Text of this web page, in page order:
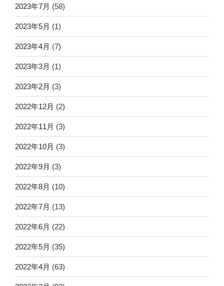
2023年7月 (58)
2023年5月 (1)
2023年4月 (7)
2023年3月 (1)
2023年2月 (3)
2022年12月 (2)
2022年11月 (3)
2022年10月 (3)
2022年9月 (3)
2022年8月 (10)
2022年7月 (13)
2022年6月 (22)
2022年5月 (35)
2022年4月 (63)